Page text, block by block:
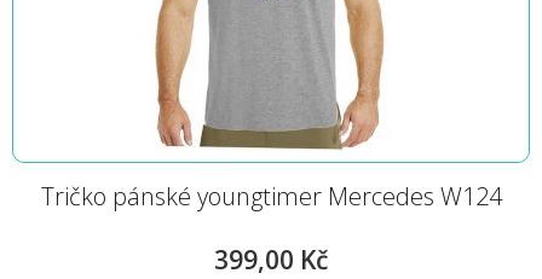
Tričko pánské youngtimer Mercedes W124
399,00 Kč